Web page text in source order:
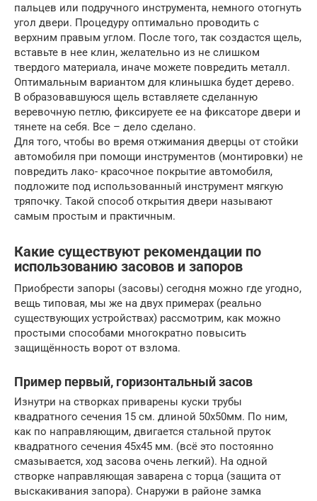
пальцев или подручного инструмента, немного отогнуть
угол двери. Процедуру оптимально проводить с
верхним правым углом. После того, так создастся щель,
вставьте в нее клин, желательно из не слишком
твердого материала, иначе можете повредить металл.
Оптимальным вариантом для клинышка будет дерево.
В образовавшуюся щель вставляете сделанную
веревочную петлю, фиксируете ее на фиксаторе двери и
тянете на себя. Все – дело сделано.
Для того, чтобы во время отжимания дверцы от стойки
автомобиля при помощи инструментов (монтировки) не
повредить лако- красочное покрытие автомобиля,
подложите под использованный инструмент мягкую
тряпочку. Такой способ открытия двери называют
самым простым и практичным.
Какие существуют рекомендации по
использованию засовов и запоров
Приобрести запоры (засовы) сегодня можно где угодно,
вещь типовая, мы же на двух примерах (реально
существующих устройствах) рассмотрим, как можно
простыми способами многократно повысить
защищённость ворот от взлома.
Пример первый, горизонтальный засов
Изнутри на створках приварены куски трубы
квадратного сечения 15 см. длиной 50х50мм. По ним,
как по направляющим, двигается стальной пруток
квадратного сечения 45х45 мм. (всё это постоянно
смазывается, ход засова очень легкий). На одной
створке направляющая заварена с торца (защита от
выскакивания запора). Снаружи в районе замка